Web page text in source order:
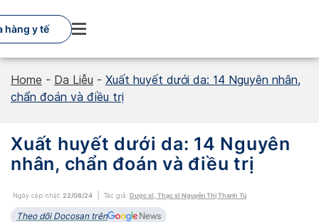
to
content
hàng y tế
Home - Da Liễu - Xuất huyết dưới da: 14 Nguyên nhân,
chẩn đoán và điều trị
Xuất huyết dưới da: 14 Nguyên
nhân, chẩn đoán và điều trị
Ngày cập nhật: 22/08/24 Tác giả: Dược sĩ, Thạc sĩ Nguyễn Thị Thanh Tú
Theo dõi Docosan trên